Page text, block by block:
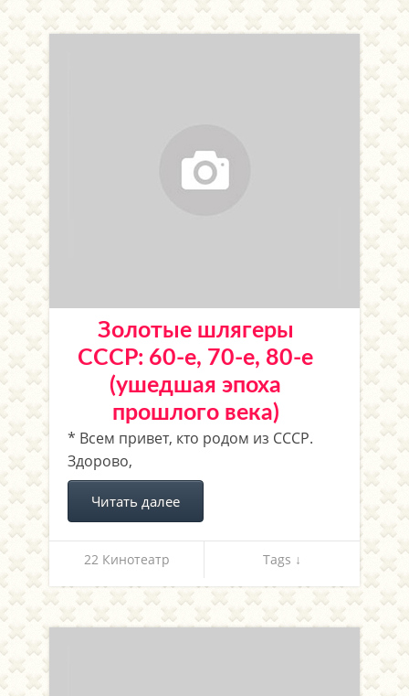
Золотые шлягеры
СССР: 60-е, 70-е, 80-е
(ушедшая эпоха
прошлого века)
* Всем привет, кто родом из СССР.
Здорово,
Читать далее
22 Кинотеатр Tags ↓